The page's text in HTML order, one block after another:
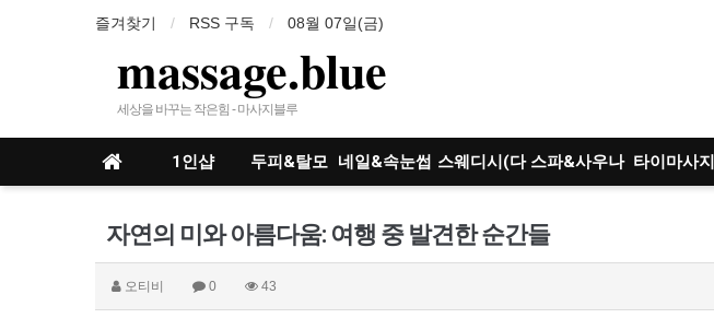
즐겨찾기 RSS 구독 08월 07일(금)
massage.blue
세상을 바꾸는 작은힘 - 마사지블루
1인샵 두피&탈모 네일&속눈썹 스웨디시(다 스파&사우나 타이마사지
자연의 미와 아름다움: 여행 중 발견한 순간들
오티비 0 43